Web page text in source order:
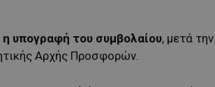
η υπογραφή του συμβολαίου, μετά
Αρχής Προσφορών.